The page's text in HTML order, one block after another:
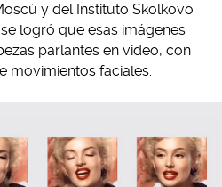
y del Instituto Skolkovo
logró que esas imágenes
parlantes en video, con
movimientos faciales.